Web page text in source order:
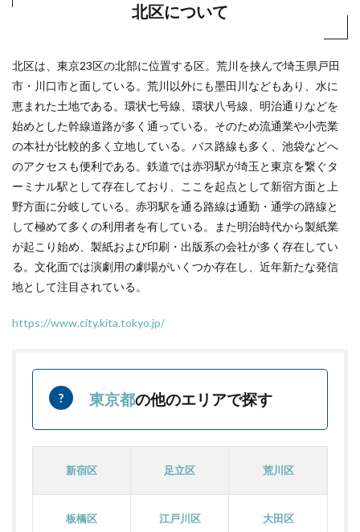
北区について
北区は、東京23区の北部に位置する区。荒川を挟んで埼玉県戸田
市・川口市と面している。荒川以外にも墨田川などもあり、水に
恵まれた土地である。環状七号線、環状八号線、明治通りなどを
始めとした幹線道路が多く通っている。そのため流通業や小売業
の本社が比較的多く立地している。バス路線も多く、池袋などへ
のアクセスも便利である。鉄道では赤羽駅が埼玉と東京を繋ぐタ
ーミナル駅として存在しており、ここを起点として新宿方面と上
野方面に分岐している。赤羽駅を通る路線は通勤・通学の路線と
して極めて多くの利用者を有している。また明治時代から製紙業
が起こり始め、製紙および印刷・出版系の会社が多く存在してい
る。文化面では演劇用の劇場がいくつか存在し、近年新たな発信
地として注目されている。
https://www.city.kita.tokyo.jp/
東京都の他のエリアで探す
新宿区 足立区 荒川区
板橋区 江戸川区 大田区